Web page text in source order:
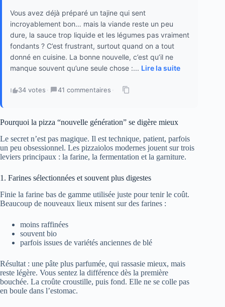
Vous avez déjà préparé un tajine qui sent
incroyablement bon… mais la viande reste un peu
dure, la sauce trop liquide et les légumes pas vraiment
fondants ? C’est frustrant, surtout quand on a tout
donné en cuisine. La bonne nouvelle, c’est qu’il ne
manque souvent qu’une seule chose :... Lire la suite
34 votes · 41 commentaires ·
Pourquoi la pizza “nouvelle génération” se digère mieux
Le secret n’est pas magique. Il est technique, patient, parfois
un peu obsessionnel. Les pizzaiolos modernes jouent sur trois
leviers principaux : la farine, la fermentation et la garniture.
1. Farines sélectionnées et souvent plus digestes
Finie la farine bas de gamme utilisée juste pour tenir le coût.
Beaucoup de nouveaux lieux misent sur des farines :
moins raffinées
souvent bio
parfois issues de variétés anciennes de blé
Résultat : une pâte plus parfumée, qui rassasie mieux, mais
reste légère. Vous sentez la différence dès la première
bouchée. La croûte croustille, puis fond. Elle ne se colle pas
en boule dans l’estomac.